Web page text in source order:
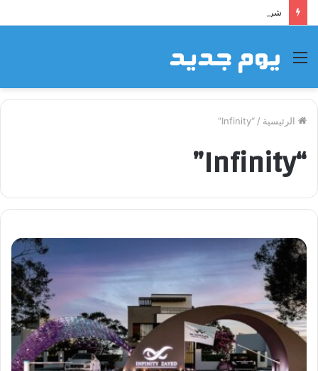
شراكة إيجي تاورز مع بلدينا.. قيمة مضافة تعزز نجاح المشروعات
القائمة
الرئيسية /
“Infinity”
“Infinity”